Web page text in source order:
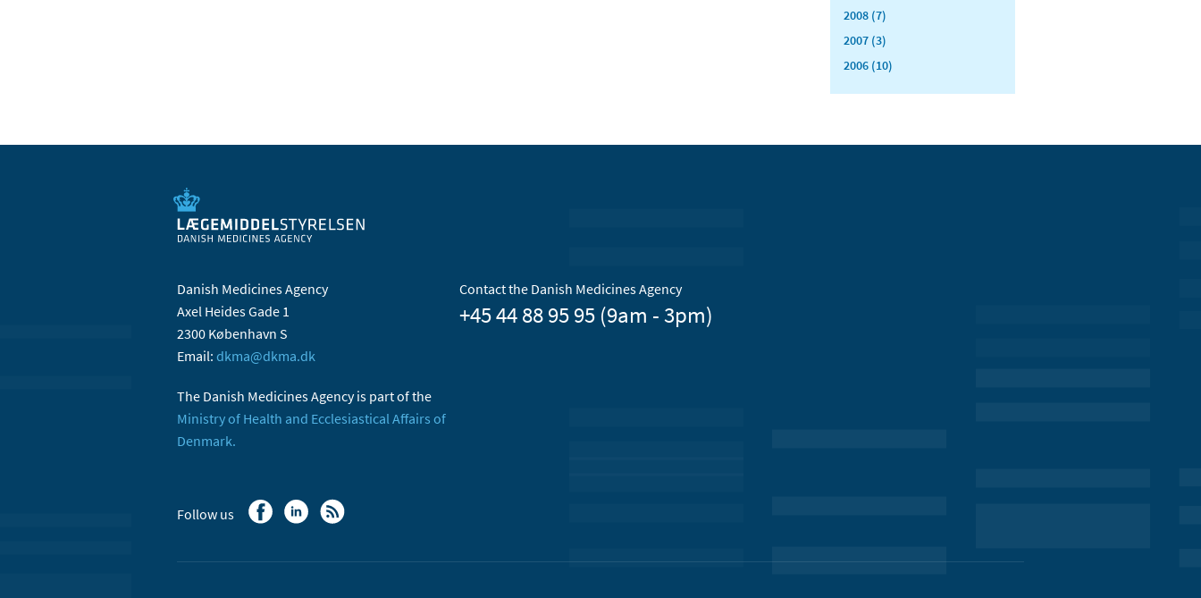
2008 (7)
2007 (3)
2006 (10)
Danish Medicines Agency
Axel Heides Gade 1
2300 København S
Email: dkma@dkma.dk
The Danish Medicines Agency is part of the
Ministry of Health and Ecclesiastical Affairs of
Denmark.
Contact the Danish Medicines Agency
+45 44 88 95 95 (9am - 3pm)
Follow us